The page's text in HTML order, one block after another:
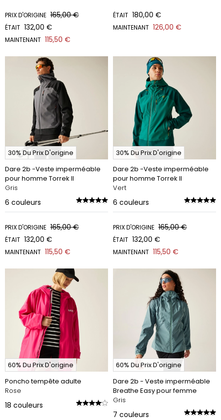
PRIX D'ORIGINE 165,00 €
ÉTAIT 132,00 €
MAINTENANT 115,50 €
ÉTAIT 180,00 €
MAINTENANT 126,00 €
30% Du Prix D'origine
Dare 2b -Veste imperméable
pour homme Torrek II
Gris
6 couleurs
PRIX D'ORIGINE 165,00 €
ÉTAIT 132,00 €
MAINTENANT 115,50 €
30% Du Prix D'origine
Dare 2b -Veste imperméable
pour homme Torrek II
Vert
6 couleurs
PRIX D'ORIGINE 165,00 €
ÉTAIT 132,00 €
MAINTENANT 115,50 €
60% Du Prix D'origine
Poncho tempête adulte
Rose
18 couleurs
60% Du Prix D'origine
Dare 2b - Veste imperméable
Breathe Easy pour femme
Gris
7 couleurs